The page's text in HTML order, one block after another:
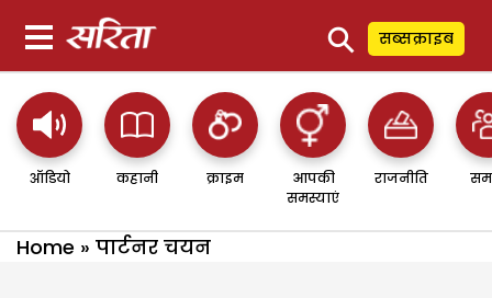
⚲ सब्सक्राइब
ऑडियो कहानी क्राइम
आपकी
समस्याएं
राजनीति
Home » पार्टनर चयन